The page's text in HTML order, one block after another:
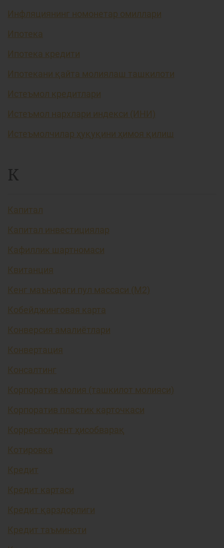
Инфляциянинг номонетар омиллари
Ипотека
Ипотека кредити
Ипотекани қайта молиялаш ташкилоти
Истеъмол кредитлари
Истеъмол нархлари индекси (ИНИ)
Истеъмолчилар ҳуқуқини ҳимоя қилиш
К
Капитал
Капитал инвестициялар
Кафиллик шартномаси
Квитанция
Кенг маънодаги пул массаси (М2)
Кобейджинговая карта
Конверсия амалиётлари
Конвертация
Консалтинг
Корпоратив молия (ташкилот молияси)
Корпоратив пластик карточкаси
Корреспондент ҳисобварақ
Котировка
Кредит
Кредит картаси
Кредит қарздорлиги
Кредит таъминоти